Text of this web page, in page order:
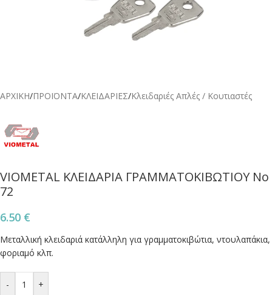
ΑΡΧΙΚΗ/ΠΡΟΪΟΝΤΑ/ΚΛΕΙΔΑΡΙΕΣ/Κλειδαριές Απλές / Κουτιαστές
VIOMETAL ΚΛΕΙΔΑΡΙΑ ΓΡΑΜΜΑΤΟΚΙΒΩΤΙΟΥ No
72
6.50 €
Μεταλλική κλειδαριά κατάλληλη για γραμματοκιβώτια, ντουλαπάκια,
φοριαμό κλπ.
- +